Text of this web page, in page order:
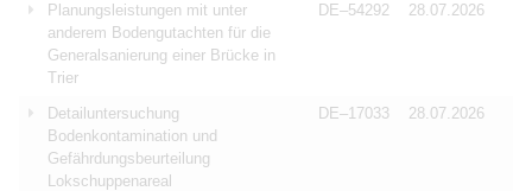
Planungsleistungen mit unter
anderem Bodengutachten für die
Generalsanierung einer Brücke in
Trier
DE–54292 28.07.2026
Detailuntersuchung
Bodenkontamination und
Gefährdungsbeurteilung
Lokschuppenareal
DE–17033 28.07.2026